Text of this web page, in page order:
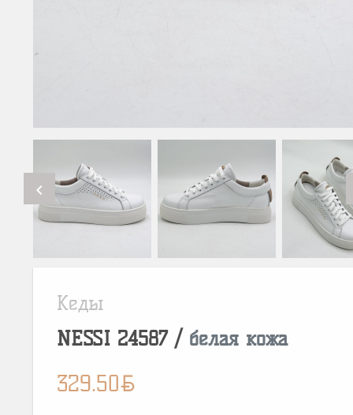
chevron_left
Кеды
NESSI 24587/ белая кожа
329.50BYN